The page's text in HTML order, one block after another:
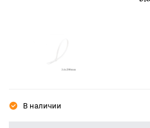
В наличии